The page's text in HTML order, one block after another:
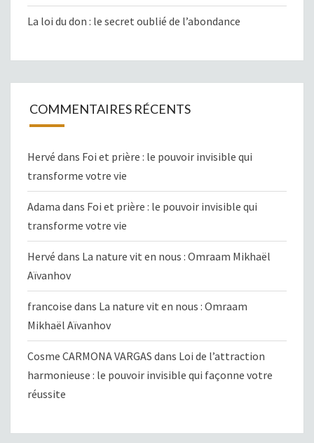
La loi du don : le secret oublié de l’abondance
COMMENTAIRES RÉCENTS
Hervé dans Foi et prière : le pouvoir invisible qui
transforme votre vie
Adama dans Foi et prière : le pouvoir invisible qui
transforme votre vie
Hervé dans La nature vit en nous : Omraam Mikhaël
Aïvanhov
francoise dans La nature vit en nous : Omraam
Mikhaël Aïvanhov
Cosme CARMONA VARGAS dans Loi de l’attraction
harmonieuse : le pouvoir invisible qui façonne votre
réussite